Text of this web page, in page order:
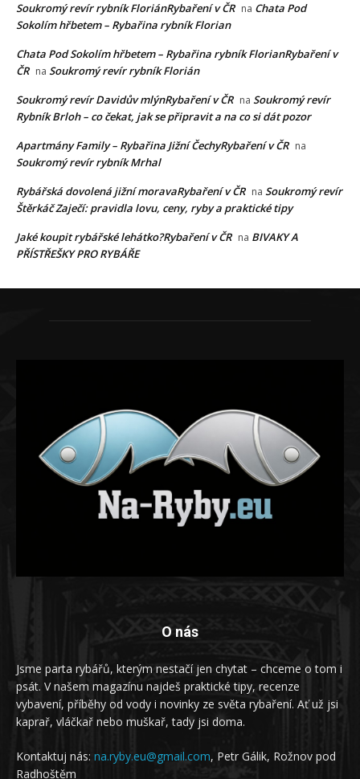
Soukromý revír rybník FloriánRybaření v ČR na Chata Pod
Sokolím hřbetem – Rybařina rybník Florian
Chata Pod Sokolím hřbetem – Rybařina rybník FlorianRybaření v
ČR na Soukromý revír rybník Florián
Soukromý revír Davidův mlýnRybaření v ČR na Soukromý revír
Rybník Brloh – co čekat, jak se připravit a na co si dát pozor
Apartmány Family – Rybařina Jižní ČechyRybaření v ČR na
Soukromý revír rybník Mrhal
Rybářská dovolená jižní moravaRybaření v ČR na Soukromý revír
Štěrkáč Zaječí: pravidla lovu, ceny, ryby a praktické tipy
Jaké koupit rybářské lehátko?Rybaření v ČR na BIVAKY A
PŘÍSTŘEŠKY PRO RYBÁŘE
O nás
Jsme parta rybářů, kterým nestačí jen chytat – chceme o tom i
psát. V našem magazínu najdeš praktické tipy, recenze
vybavení, příběhy od vody i novinky ze světa rybaření. Ať už jsi
kaprař, vláčkař nebo muškař, tady jsi doma.
Kontaktuj nás: na.ryby.eu@gmail.com, Petr Gálik, Rožnov pod
Radhoštěm